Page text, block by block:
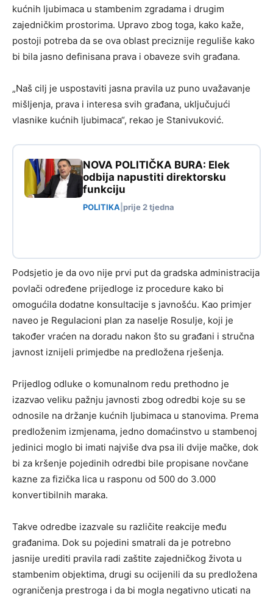
kućnih ljubimaca u stambenim zgradama i drugim
zajedničkim prostorima. Upravo zbog toga, kako kaže,
postoji potreba da se ova oblast preciznije reguliše kako
bi bila jasno definisana prava i obaveze svih građana.
„Naš cilj je uspostaviti jasna pravila uz puno uvažavanje
mišljenja, prava i interesa svih građana, uključujući
vlasnike kućnih ljubimaca“, rekao je Stanivuković.
NOVA POLITIČKA BURA: Elek
odbija napustiti direktorsku
funkciju
POLITIKA prije 2 tjedna
Podsjetio je da ovo nije prvi put da gradska administracija
povlači određene prijedloge iz procedure kako bi
omogućila dodatne konsultacije s javnošću. Kao primjer
naveo je Regulacioni plan za naselje Rosulje, koji je
također vraćen na doradu nakon što su građani i stručna
javnost iznijeli primjedbe na predložena rješenja.
Prijedlog odluke o komunalnom redu prethodno je
izazvao veliku pažnju javnosti zbog odredbi koje su se
odnosile na držanje kućnih ljubimaca u stanovima. Prema
predloženim izmjenama, jedno domaćinstvo u stambenoj
jedinici moglo bi imati najviše dva psa ili dvije mačke, dok
bi za kršenje pojedinih odredbi bile propisane novčane
kazne za fizička lica u rasponu od 500 do 3.000
konvertibilnih maraka.
Takve odredbe izazvale su različite reakcije među
građanima. Dok su pojedini smatrali da je potrebno
jasnije urediti pravila radi zaštite zajedničkog života u
stambenim objektima, drugi su ocijenili da su predložena
ograničenja prestroga i da bi mogla negativno uticati na